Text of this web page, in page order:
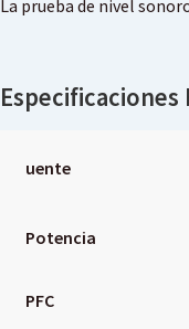
La prueba de nivel
Especificaciones
uente
Potencia
PFC